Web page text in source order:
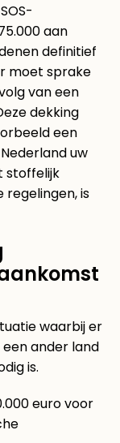
aan
definitief
moet sprake
van een
dekking
een
uw
stoffelijk
regelingen, is
waarbij er
ander land
is.
euro voor